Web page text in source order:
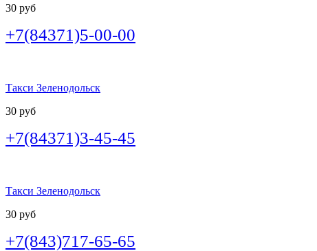
30 руб
+7(84371)5-00-00
Такси Зеленодольск
30 руб
+7(84371)3-45-45
Такси Зеленодольск
30 руб
+7(843)717-65-65